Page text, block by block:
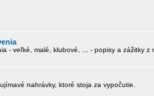
- veľké, malé, klubové, ... - popisy a zážitky z
nahrávky, ktoré stoja za vypočutie.